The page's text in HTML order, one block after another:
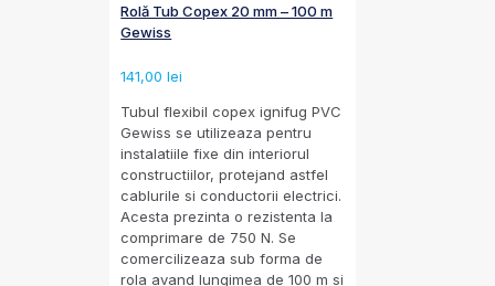
Rolă Tub Copex 20 mm – 100 m
Gewiss
141,00lei
Tubul flexibil copex ignifug PVC
Gewiss se utilizeaza pentru
instalatiile fixe din interiorul
constructiilor, protejand astfel
cablurile si conductorii electrici.
Acesta prezinta o rezistenta la
comprimare de 750 N. Se
comercilizeaza sub forma de
rola avand lungimea de 100 m si